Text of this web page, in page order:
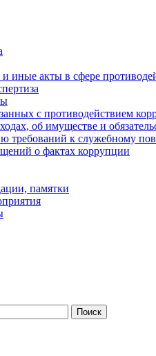
иные акты в сфере
с противодействием
об имуществе и
требований к служебному
о фактах коррупции
памятки